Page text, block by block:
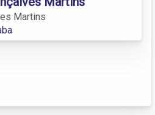
Martins